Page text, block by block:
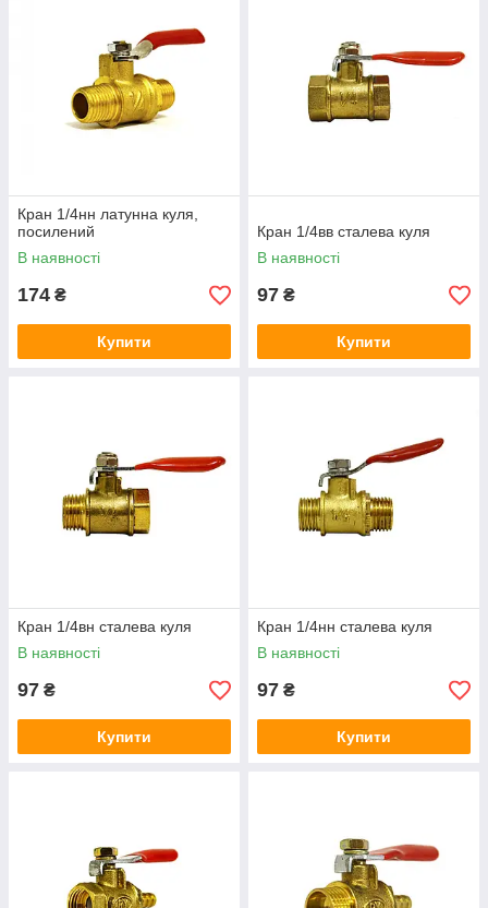
Кран 1/4нн латунна куля,
посилений
В наявності
174 ₴
Купити
Кран 1/4вв сталева куля
В наявності
97 ₴
Купити
Кран 1/4вн сталева куля
В наявності
97 ₴
Купити
Кран 1/4нн сталева куля
В наявності
97 ₴
Купити